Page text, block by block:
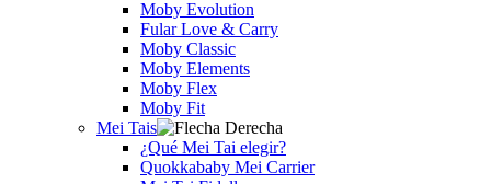
Moby Evolution
Fular Love & Carry
Moby Classic
Moby Elements
Moby Flex
Moby Fit
Mei Tais
¿Qué Mei Tai elegir?
Quokkababy Mei Carrier